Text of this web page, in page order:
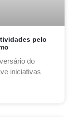
pelo
do
iniciativas